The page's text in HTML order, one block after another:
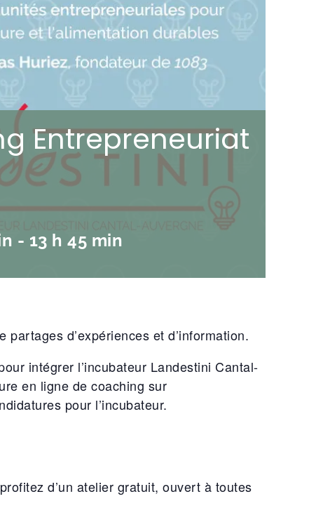
Entrepreneuriat
- 13 h 45 min
d’expériences et d’information.
intégrer l’incubateur Landestini Cantal-
en ligne de coaching sur
pour l’incubateur.
d’un atelier gratuit, ouvert à toutes